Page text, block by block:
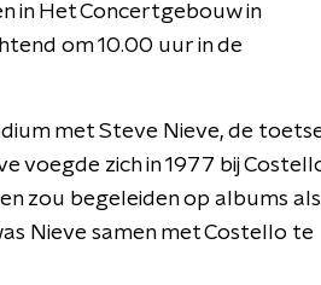
in Het Concertgebouw in
om 10.00 uur in de
met Steve Nieve, de
voegde zich in 1977 bij
zou begeleiden op albums als
Nieve samen met Costello te